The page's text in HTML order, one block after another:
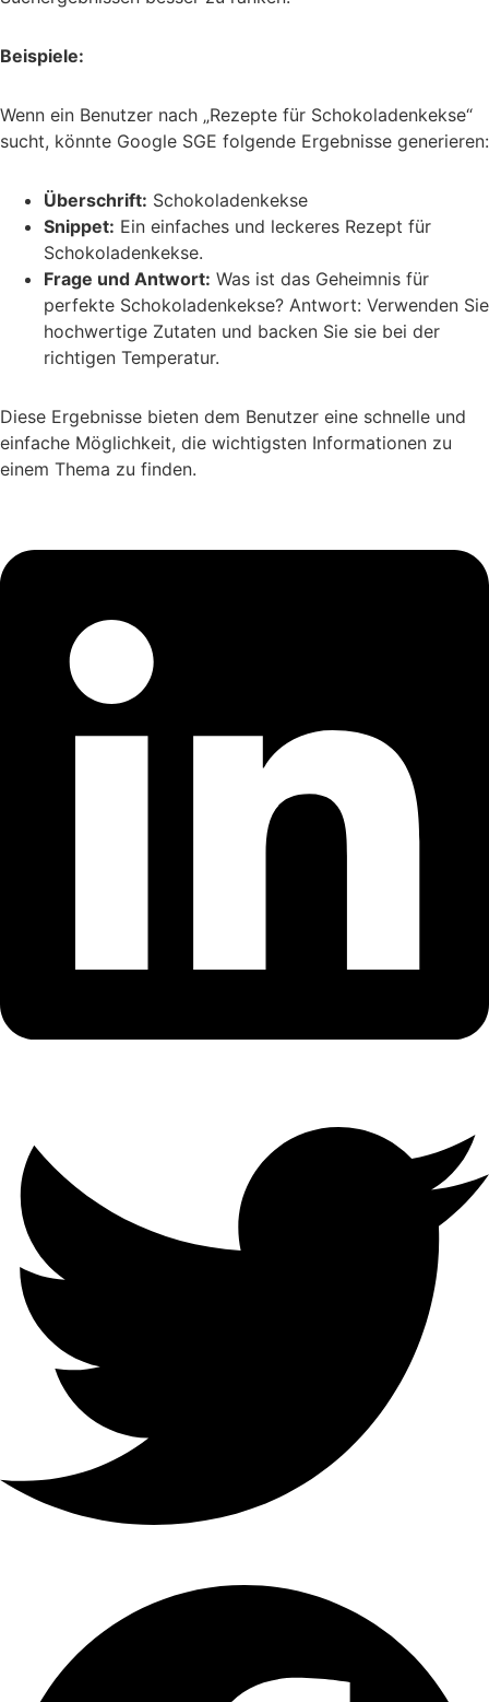
Beispiele:
Wenn ein Benutzer nach „Rezepte für Schokoladenkekse“
sucht, könnte Google SGE folgende Ergebnisse generieren:
Überschrift: Schokoladenkekse
Snippet: Ein einfaches und leckeres Rezept für
Schokoladenkekse.
Frage und Antwort: Was ist das Geheimnis für
perfekte Schokoladenkekse? Antwort: Verwenden Sie
hochwertige Zutaten und backen Sie sie bei der
richtigen Temperatur.
Diese Ergebnisse bieten dem Benutzer eine schnelle und
einfache Möglichkeit, die wichtigsten Informationen zu
einem Thema zu finden.